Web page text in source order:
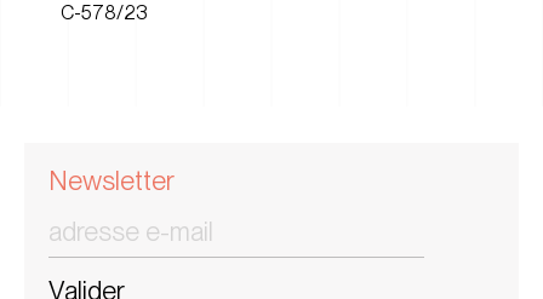
C-578/23
Newsletter
Valider